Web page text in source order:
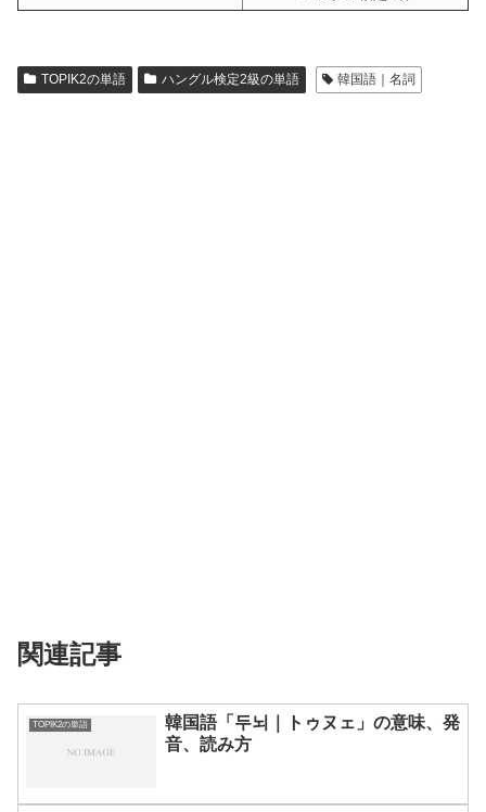
TOPIK2の単語 ハングル検定2級の単語 韓国語｜名詞
関連記事
TOPIK2の単語
韓国語「두뇌｜トゥヌェ」の意味、発
音、読み方